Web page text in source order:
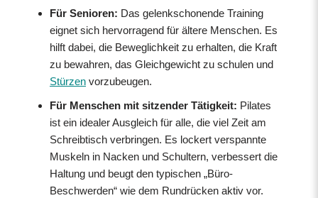
Für Senioren: Das gelenkschonende Training
eignet sich hervorragend für ältere Menschen. Es
hilft dabei, die Beweglichkeit zu erhalten, die Kraft
zu bewahren, das Gleichgewicht zu schulen und
Stürzen vorzubeugen.
Für Menschen mit sitzender Tätigkeit: Pilates
ist ein idealer Ausgleich für alle, die viel Zeit am
Schreibtisch verbringen. Es lockert verspannte
Muskeln in Nacken und Schultern, verbessert die
Haltung und beugt den typischen „Büro-
Beschwerden“ wie dem Rundrücken aktiv vor.